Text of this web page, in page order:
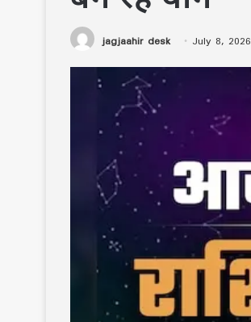
jagjaahir desk July 8, 2026